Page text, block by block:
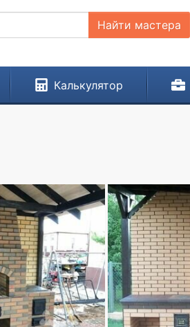
Найти мастера
Калькулятор